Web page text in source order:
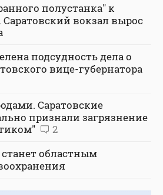
полустанка" к
Саратовский вокзал вырос
подсудность дела о
вице-губернатора
Саратовские
признали загрязнение
2
областным